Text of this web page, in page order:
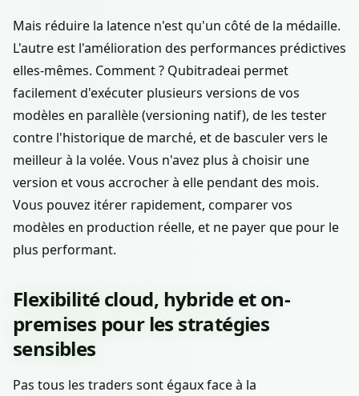
Mais réduire la latence n'est qu'un côté de la médaille.
L'autre est l'amélioration des performances prédictives
elles-mêmes. Comment ? Qubitradeai permet
facilement d'exécuter plusieurs versions de vos
modèles en parallèle (versioning natif), de les tester
contre l'historique de marché, et de basculer vers le
meilleur à la volée. Vous n'avez plus à choisir une
version et vous accrocher à elle pendant des mois.
Vous pouvez itérer rapidement, comparer vos
modèles en production réelle, et ne payer que pour le
plus performant.
Flexibilité cloud, hybride et on-
premises pour les stratégies
sensibles
Pas tous les traders sont égaux face à la